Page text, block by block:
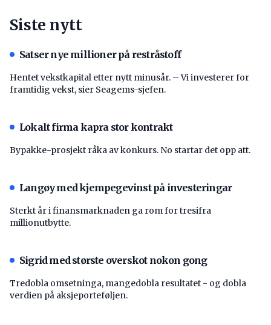
Siste nytt
Satser nye millioner på restråstoff
Hentet vekstkapital etter nytt minusår. – Vi investerer for
framtidig vekst, sier Seagems-sjefen.
Lokalt firma kapra stor kontrakt
Bypakke-prosjekt råka av konkurs. No startar det opp att.
Langøy med kjempegevinst på investeringar
Sterkt år i finansmarknaden ga rom for tresifra
millionutbytte.
Sigrid med største overskot nokon gong
Tredobla omsetninga, mangedobla resultatet - og dobla
verdien på aksjeporteføljen.